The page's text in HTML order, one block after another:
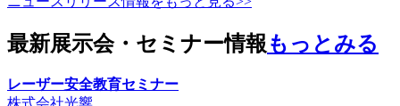
最新展示会・セミナー情報もっとみる
レーザー安全教育セミナー
株式会社光響